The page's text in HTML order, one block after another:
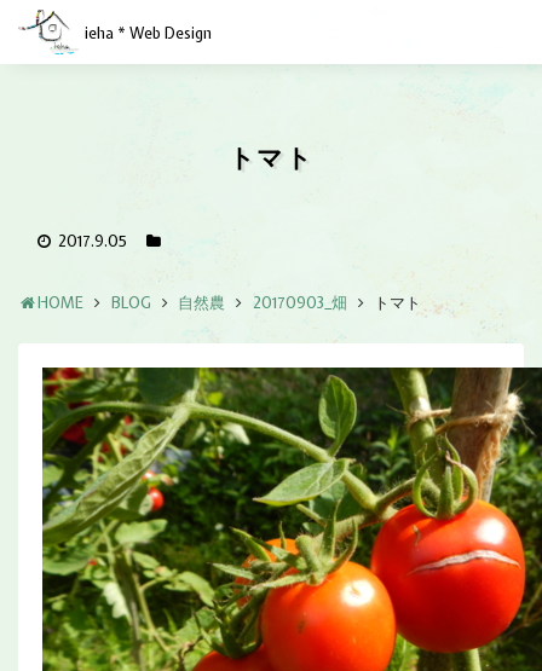
ieha * Web Design
トマト
2017.9.05
HOME BLOG 自然農 20170903_畑 トマト